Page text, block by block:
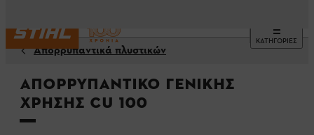
ΚΑΤΗΓΟΡΙΕΣ
Απορρυπαντικά πλυστικών
Απορρυπαντικό γενικής
χρήσης CU 100